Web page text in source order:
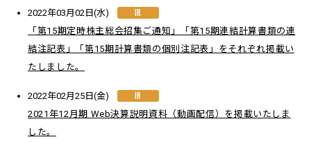
2022年03月02日(水) IR
「第15期定時株主総会招集ご通知」「第15期連結計算書類の連
結注記表」「第15期計算書類の個別注記表」をそれぞれ掲載い
たしました。
2022年02月25日(金) IR
2021年12月期 Web決算説明資料（動画配信）を掲載いたしま
した。